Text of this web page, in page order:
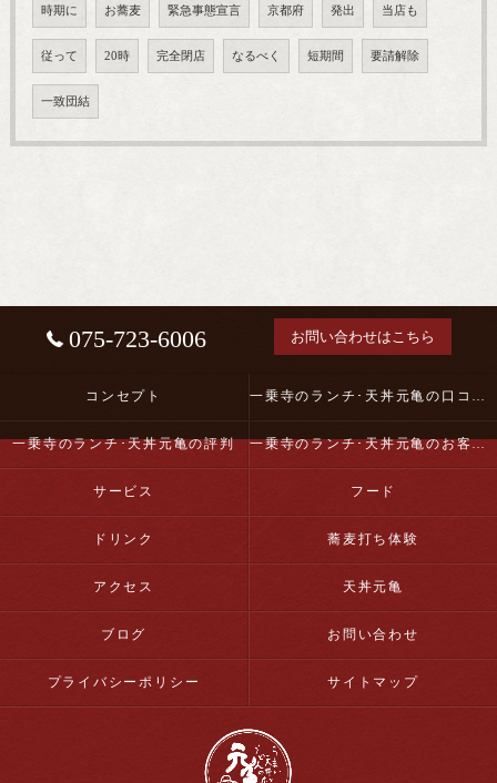
時期に お蕎麦 緊急事態宣言 京都府 発出 当店も
従って 20時 完全閉店 なるべく 短期間 要請解除
一致団結
075-723-6006 お問い合わせはこちら
コンセプト 一乗寺のランチ･天丼元亀の口コミ情報
一乗寺のランチ･天丼元亀の評判 一乗寺のランチ･天丼元亀のお客様の声
サービス フード
ドリンク 蕎麦打ち体験
アクセス 天丼元亀
ブログ お問い合わせ
プライバシーポリシー サイトマップ